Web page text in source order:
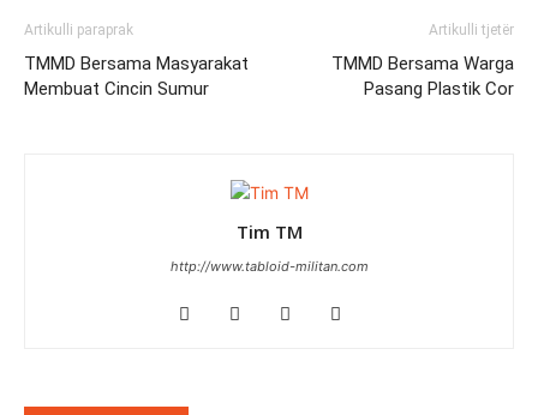
Artikulli paraprak
TMMD Bersama Masyarakat
Membuat Cincin Sumur
Artikulli tjetër
TMMD Bersama Warga
Pasang Plastik Cor
Tim TM
http://www.tabloid-militan.com